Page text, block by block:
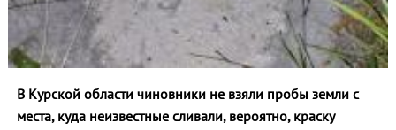
В Курской области чиновники не взяли пробы земли с
места, куда неизвестные сливали, вероятно, краску